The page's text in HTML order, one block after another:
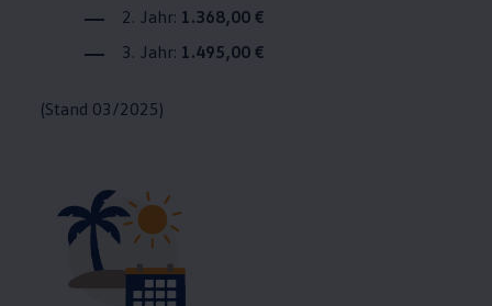
2. Jahr: 1.368,00 €
3. Jahr: 1.495,00 €
(Stand 03/2025)